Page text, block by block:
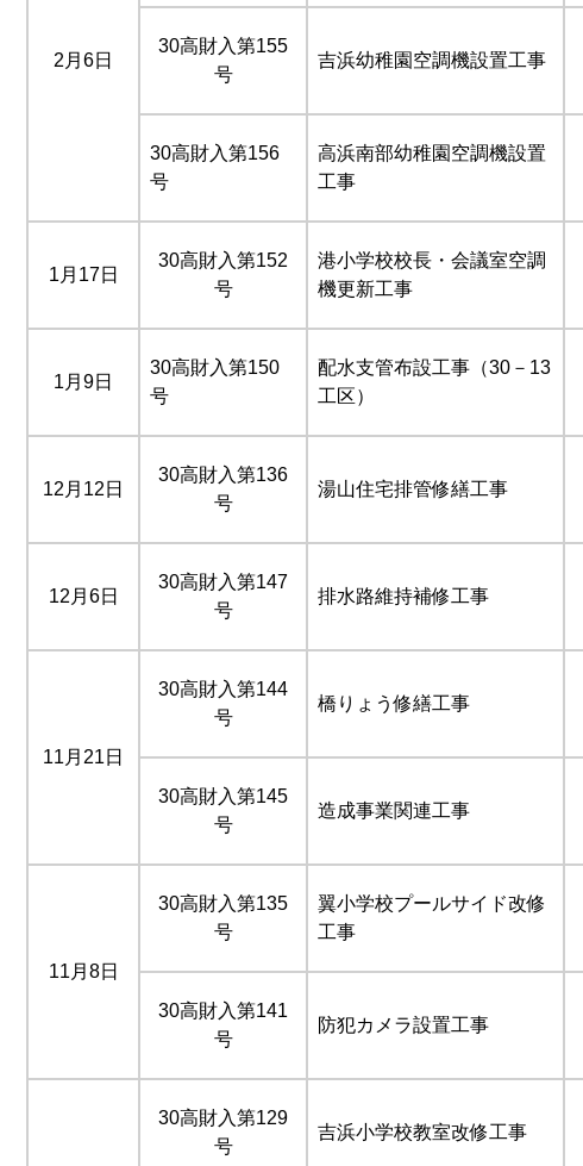
2月6日
30高財入第155
号
吉浜幼稚園空調機設置工事
30高財入第156
号
高浜南部幼稚園空調機設置
工事
1月17日
30高財入第152
号
港小学校校長・会議室空調
機更新工事
1月9日
30高財入第150
号
配水支管布設工事（30－13
工区）
12月12日
30高財入第136
号
湯山住宅排管修繕工事
12月6日
30高財入第147
号
排水路維持補修工事
11月21日
30高財入第144
号
橋りょう修繕工事
30高財入第145
号
造成事業関連工事
11月8日
30高財入第135
号
翼小学校プールサイド改修
工事
30高財入第141
号
防犯カメラ設置工事
30高財入第129
号
吉浜小学校教室改修工事